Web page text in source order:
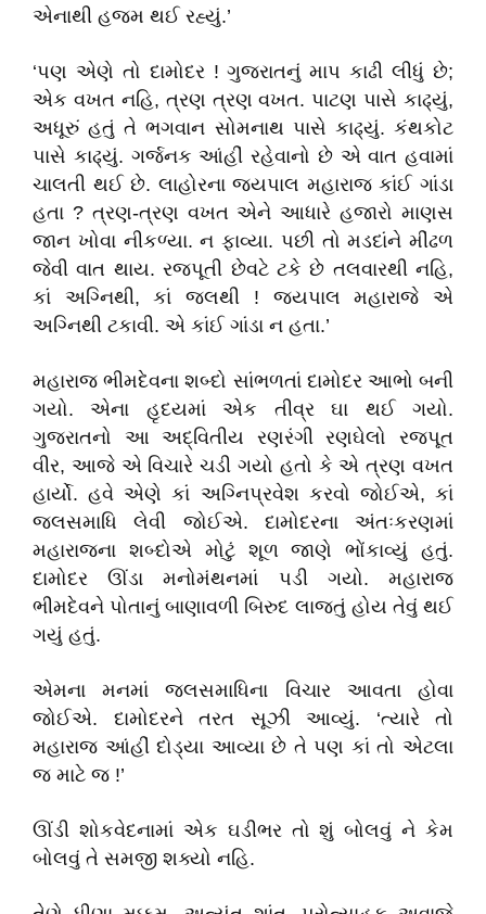
એનાથી હજમ થઈ રહ્યું.’
‘પણ એણે તો દામોદર ! ગુજરાતનું માપ કાઢી લીધું છે;
એક વખત નહિ, ત્રણ ત્રણ વખત. પાટણ પાસે કાઢ્યું,
અધૂરું હતું તે ભગવાન સોમનાથ પાસે કાઢ્યું. કંથકોટ
પાસે કાઢ્યું. ગર્જનક આંહીં રહેવાનો છે એ વાત હવામાં
ચાલતી થઈ છે. લાહોરના જયપાલ મહારાજ કાંઈ ગાંડા
હતા ? ત્રણ-ત્રણ વખત એને આધારે હજારો માણસ
જાન ખોવા નીકળ્યા. ન ફાવ્યા. પછી તો મડદાંને મીંઢળ
જેવી વાત થાય. રજપૂતી છેવટે ટકે છે તલવારથી નહિ,
કાં અગ્નિથી, કાં જલથી ! જયપાલ મહારાજે એ
અગ્નિથી ટકાવી. એ કાંઈ ગાંડા ન હતા.’
મહારાજ ભીમદેવના શબ્દો સાંભળતાં દામોદર આભો બની
ગયો. એના હૃદયમાં એક તીવ્ર ઘા થઈ ગયો.
ગુજરાતનો આ અદ્વિતીય રણરંગી રણઘેલો રજપૂત
વીર, આજે એ વિચારે ચડી ગયો હતો કે એ ત્રણ વખત
હાર્યો. હવે એણે કાં અગ્નિપ્રવેશ કરવો જોઈએ, કાં
જલસમાધિ લેવી જોઈએ. દામોદરના અંતઃકરણમાં
મહારાજના શબ્દોએ મોટું શૂળ જાણે ભોંકાવ્યું હતું.
દામોદર ઊંડા મનોમંથનમાં પડી ગયો. મહારાજ
ભીમદેવને પોતાનું બાણાવળી બિરુદ લાજતું હોય તેવું થઈ
ગયું હતું.
એમના મનમાં જલસમાધિના વિચાર આવતા હોવા
જોઈએ. દામોદરને તરત સૂઝી આવ્યું. ‘ત્યારે તો
મહારાજ આંહીં દોડ્યા આવ્યા છે તે પણ કાં તો એટલા
જ માટે જ !’
ઊંડી શોકવેદનામાં એક ઘડીભર તો શું બોલવું ને કેમ
બોલવું તે સમજી શક્યો નહિ.